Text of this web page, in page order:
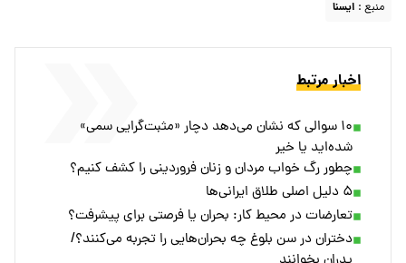
منبع : ايسنا
اخبار مرتبط
۱۰ سوالی که نشان می‌دهد دچار «مثبت‌گرایی سمی»
شده‌اید یا خیر
چطور رگ خواب مردان و زنان فروردینی را کشف کنیم؟
۵ دلیل اصلی طلاق ایرانی‌ها
تعارضات در محیط کار: بحران یا فرصتی برای پیشرفت؟
دختران در سن بلوغ چه بحران‌هایی را تجربه می‌کنند؟/